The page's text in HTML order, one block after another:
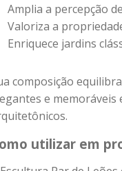
Amplia a percepção
Valoriza a
Enriquece jardins
composição
e memoráveis
utilizar em